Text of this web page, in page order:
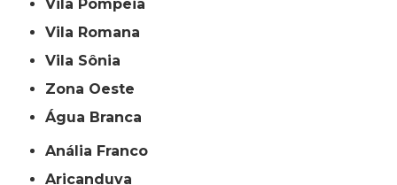
Vila Pompeia
Vila Romana
Vila Sônia
Zona Oeste
Água Branca
Anália Franco
Aricanduva